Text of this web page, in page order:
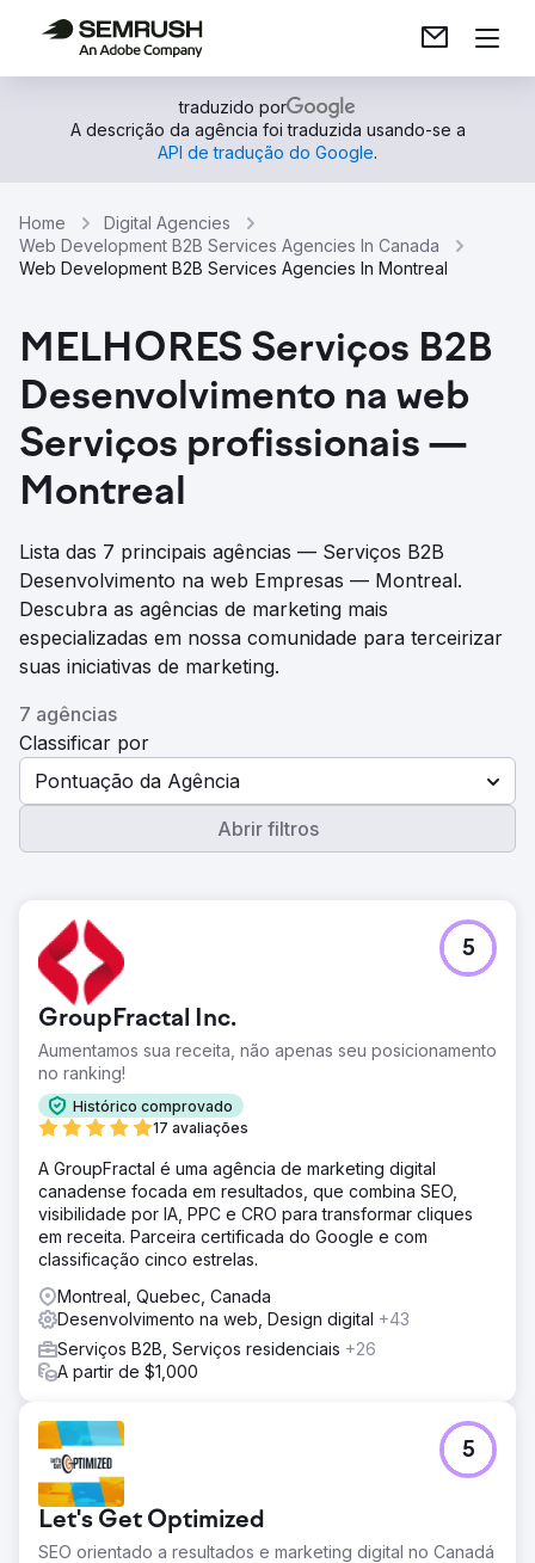
traduzido por
A descrição da agência foi traduzida usando-se a
API de tradução do Google.
Home
Digital Agencies
Web Development B2B Services Agencies In Canada
Web Development B2B Services Agencies In Montreal
MELHORES Serviços B2B
Desenvolvimento na web
Serviços profissionais —
Montreal
Lista das 7 principais agências — Serviços B2B
Desenvolvimento na web Empresas — Montreal.
Descubra as agências de marketing mais
especializadas em nossa comunidade para terceirizar
suas iniciativas de marketing.
7 agências
Classificar por
Pontuação da Agência
Abrir filtros
GroupFractal Inc.
Aumentamos sua receita, não apenas seu posicionamento
no ranking!
Histórico comprovado
17 avaliações
5
A GroupFractal é uma agência de marketing digital
canadense focada em resultados, que combina SEO,
visibilidade por IA, PPC e CRO para transformar cliques
em receita. Parceira certificada do Google e com
classificação cinco estrelas.
Montreal, Quebec, Canada
Desenvolvimento na web, Design digital +43
Serviços B2B, Serviços residenciais +26
A partir de $1,000
Let's Get Optimized
SEO orientado a resultados e marketing digital no Canadá
5